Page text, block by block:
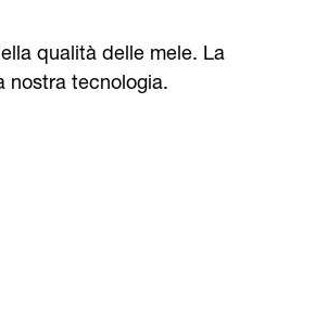
qualità delle mele. La
nostra tecnologia.